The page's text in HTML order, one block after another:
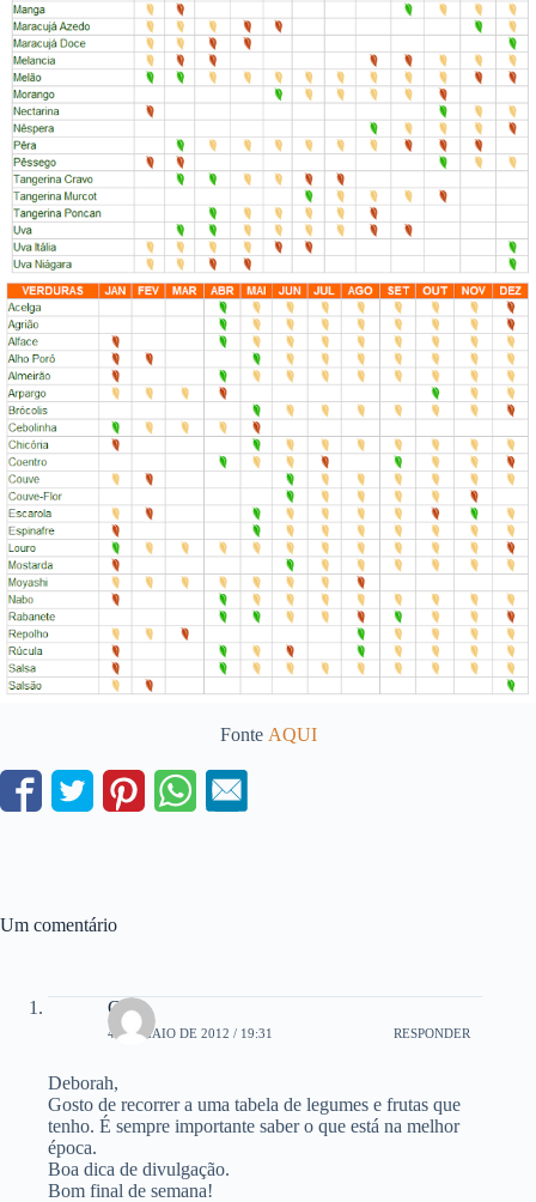
Fonte AQUI
Um comentário
Gina
4 DE MAIO DE 2012 / 19:31 RESPONDER
Deborah,
Gosto de recorrer a uma tabela de legumes e frutas que
tenho. É sempre importante saber o que está na melhor
época.
Boa dica de divulgação.
Bom final de semana!